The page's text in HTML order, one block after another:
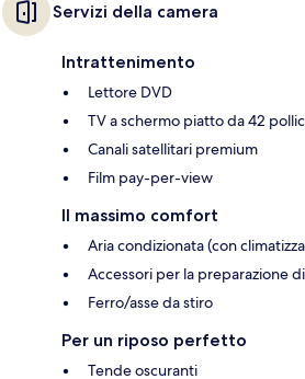
Servizi della camera
Intrattenimento
Lettore DVD
TV a schermo piatto da 42
Canali satellitari premium
Film pay-per-view
Il massimo comfort
Aria condizionata (con
Accessori per la preparazione
Ferro/asse da stiro
Per un riposo perfetto
Tende oscuranti